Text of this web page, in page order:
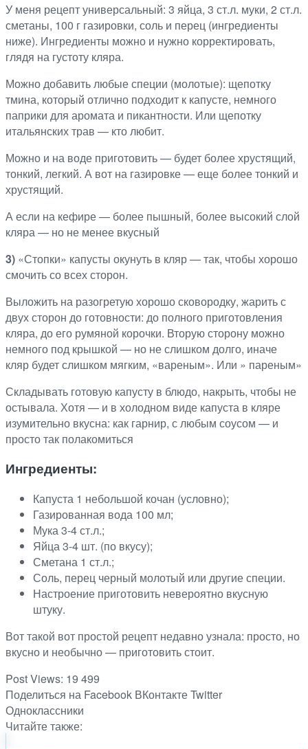
У меня рецепт универсальный: 3 яйца, 3 ст.л. муки, 2 ст.л.
сметаны, 100 г газировки, соль и перец (ингредиенты
ниже). Ингредиенты можно и нужно корректировать,
глядя на густоту кляра.
Можно добавить любые специи (молотые): щепотку
тмина, который отлично подходит к капусте, немного
паприки для аромата и пикантности. Или щепотку
итальянских трав — кто любит.
Можно и на воде приготовить — будет более хрустящий,
тонкий, легкий. А вот на газировке — еще более тонкий и
хрустящий.
А если на кефире — более пышный, более высокий слой
кляра — но не менее вкусный
3) «Стопки» капусты окунуть в кляр — так, чтобы хорошо
смочить со всех сторон.
Выложить на разогретую хорошо сковородку, жарить с
двух сторон до готовности: до полного приготовления
кляра, до его румяной корочки. Вторую сторону можно
немного под крышкой — но не слишком долго, иначе
кляр будет слишком мягким, «вареным». Или » пареным»
Складывать готовую капусту в блюдо, накрыть, чтобы не
остывала. Хотя — и в холодном виде капуста в кляре
изумительно вкусна: как гарнир, с любым соусом — и
просто так полакомиться
Ингредиенты:
Капуста 1 небольшой кочан (условно);
Газированная вода 100 мл;
Мука 3-4 ст.л.;
Яйца 3-4 шт. (по вкусу);
Сметана 1 ст.л.;
Соль, перец черный молотый или другие специи.
Настроение приготовить невероятно вкусную
штуку.
Вот такой вот простой рецепт недавно узнала: просто, но
вкусно и необычно — приготовить стоит.
Post Views: 19 499
Поделиться на Facebook ВКонтактеTwitter
Одноклассники
Читайте также: